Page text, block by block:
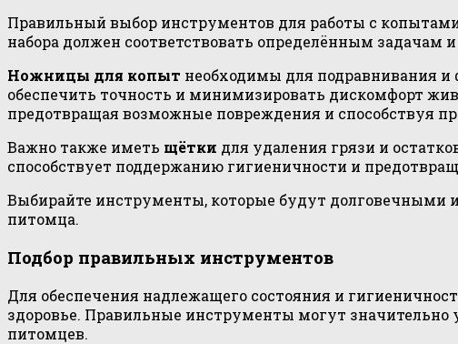
Правильный выбор инструментов для работы с
набора должен соответствовать определённым задачам
Ножницы для копыт необходимы для подравнивания
обеспечить точность и минимизировать дискомфорт
предотвращая возможные повреждения и способствуя
Важно также иметь щётки для удаления грязи и
способствует поддержанию гигиеничности и
Выбирайте инструменты, которые будут долговечными
питомца.
Подбор правильных инструментов
Для обеспечения надлежащего состояния и
здоровье. Правильные инструменты могут значительно
питомцев.